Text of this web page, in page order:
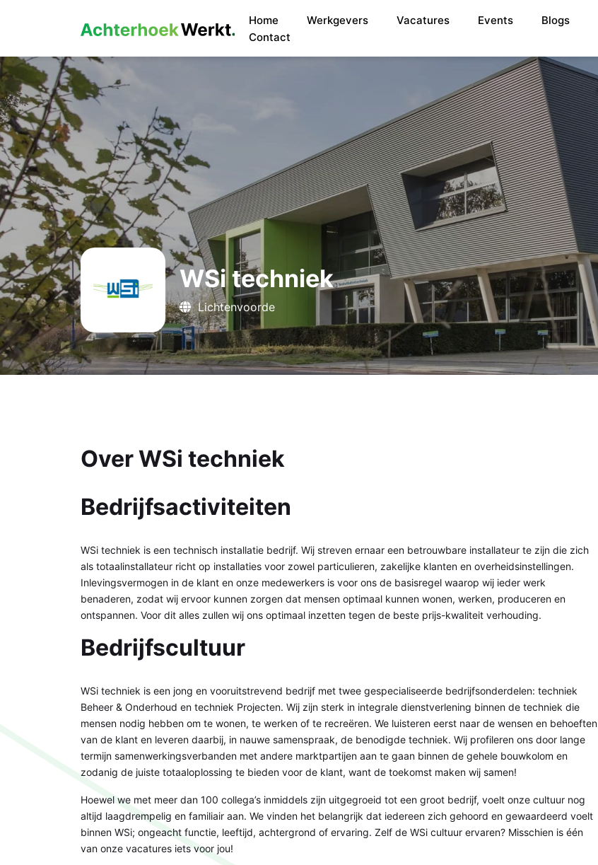
Home Werkgevers Vacatures Events
Blogs
Contact
WSi techniek
Lichtenvoorde
Over WSi techniek
Bedrijfsactiviteiten
WSi techniek is een technisch installatie bedrijf. Wij streven ernaar een betrouwbare installateur te zijn die zich
als totaalinstallateur richt op installaties voor zowel particulieren, zakelijke klanten en overheidsinstellingen.
Inlevingsvermogen in de klant en onze medewerkers is voor ons de basisregel waarop wij ieder werk
benaderen, zodat wij ervoor kunnen zorgen dat mensen optimaal kunnen wonen, werken, produceren en
ontspannen. Voor dit alles zullen wij ons optimaal inzetten tegen de beste prijs-kwaliteit verhouding.
Bedrijfscultuur
WSi techniek is een jong en vooruitstrevend bedrijf met twee gespecialiseerde bedrijfsonderdelen: techniek
Beheer & Onderhoud en techniek Projecten. Wij zijn sterk in integrale dienstverlening binnen de techniek die
mensen nodig hebben om te wonen, te werken of te recreëren. We luisteren eerst naar de wensen en behoeften
van de klant en leveren daarbij, in nauwe samenspraak, de benodigde techniek. Wij profileren ons door lange
termijn samenwerkingsverbanden met andere marktpartijen aan te gaan binnen de gehele bouwkolom en
zodanig de juiste totaaloplossing te bieden voor de klant, want de toekomst maken wij samen!
Hoewel we met meer dan 100 collega’s inmiddels zijn uitgegroeid tot een groot bedrijf, voelt onze cultuur nog
altijd laagdrempelig en familiair aan. We vinden het belangrijk dat iedereen zich gehoord en gewaardeerd voelt
binnen WSi; ongeacht functie, leeftijd, achtergrond of ervaring. Zelf de WSi cultuur ervaren? Misschien is één
van onze vacatures iets voor jou!